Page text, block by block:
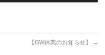
【GW休業のお知らせ】 →